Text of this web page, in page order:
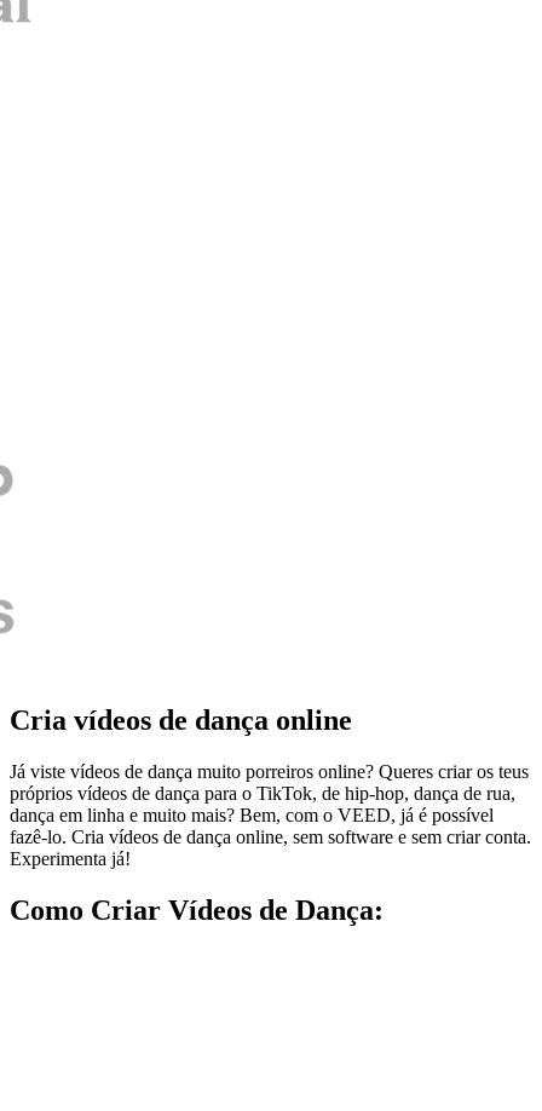
Cria vídeos de dança online
Já viste vídeos de dança muito porreiros online? Queres criar os teus
próprios vídeos de dança para o TikTok, de hip-hop, dança de rua,
dança em linha e muito mais? Bem, com o VEED, já é possível
fazê-lo. Cria vídeos de dança online, sem software e sem criar conta.
Experimenta já!
Como Criar Vídeos de Dança: